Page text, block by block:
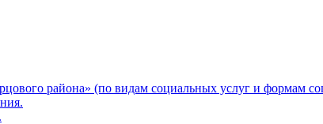
района» (по видам социальных услуг и формам